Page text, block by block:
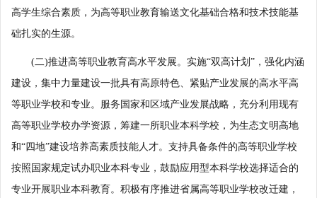
高学生综合素质，为高等职业教育输送文化基础合格和技术技能基
础扎实的生源。
(二)推进高等职业教育高水平发展。实施“双高计划”，强化内涵
建设，集中力量建设一批具有高原特色、紧贴产业发展的高水平高
等职业学校和专业。服务国家和区域产业发展战略，充分利用现有
高等职业学校办学资源，筹建一所职业本科学校，为生态文明高地
和“四地”建设培养高素质技能人才。支持具备条件的高等职业学校
按照国家规定试办职业本科专业，鼓励应用型本科学校选择适合的
专业开展职业本科教育。积极有序推进省属高等职业学校改迁建，